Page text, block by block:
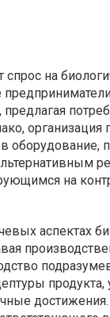
на
организация
оборудование,
на
аспектах